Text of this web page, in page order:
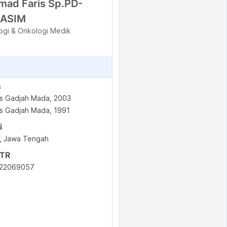
Faris Sp.PD-
& Onkologi Medik
Gadjah Mada, 2003
Gadjah Mada, 1991
Jawa Tengah